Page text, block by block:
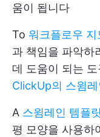
움이 됩니다
To 워크플로우 지
과 책임을 파악하
데 도움이 되는
ClickUp의 스윔
A 스윔레인 템플릿
평 모양을 사용하